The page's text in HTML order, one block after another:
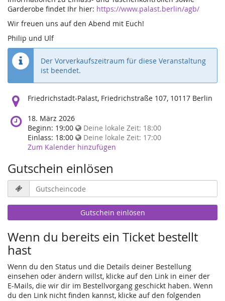
Garderobe findet Ihr hier: https://www.palast.berlin/agb/
Wir freuen uns auf den Abend mit Euch!
Philip und Ulf
Der Vorverkaufszeitraum für diese Veranstaltung
ist beendet.
Wo
diese
Veranstaltung
statt?
Friedrichstadt-Palast, Friedrichstraße 107, 10117 Berlin
Wann
findet
diese
Veranstaltung
18. März 2026
Beginn: 19:00 Deine lokale Zeit: 18:00
Einlass: 18:00 Deine lokale Zeit: 17:00
Zum Kalender hinzufügen
Gutschein einlösen
Gutscheincode
erforderlich
Gutschein einlösen
Wenn du bereits ein Ticket bestellt
hast
Wenn du den Status und die Details deiner Bestellung
einsehen oder ändern willst, klicke auf den Link in einer der
E-Mails, die wir dir im Bestellvorgang geschickt haben. Wenn
du den Link nicht finden kannst, klicke auf den folgenden